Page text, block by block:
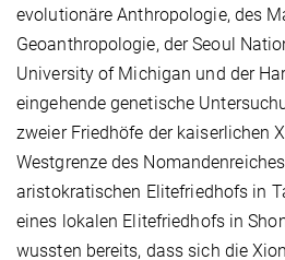
evolutionäre Anthropologie, des
Geoanthropologie, der Seoul
University of Michigan und der
eingehende genetische
zweier Friedhöfe der kaiserlichen
Westgrenze des
aristokratischen Elitefriedhofs in
eines lokalen Elitefriedhofs in
wussten bereits, dass sich die